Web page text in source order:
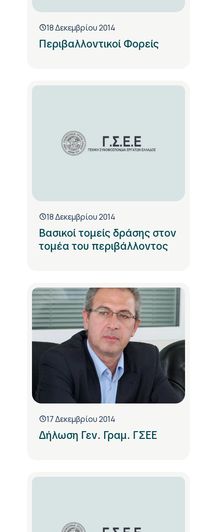
18 Δεκεμβρίου 2014
Περιβαλλοντικοί Φορείς
18 Δεκεμβρίου 2014
Βασικοί τομείς δράσης στον
τομέα του περιβάλλοντος
17 Δεκεμβρίου 2014
Δήλωση Γεν. Γραμ. ΓΣΕΕ